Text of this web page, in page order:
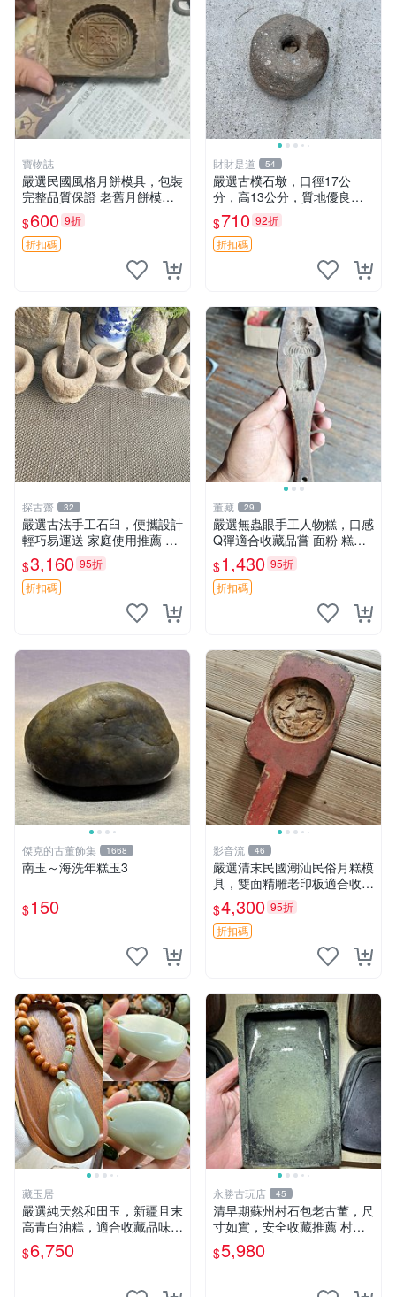
寶物誌
嚴選民國風格月餅模具，包裝
完整品質保證 老舊月餅模具
收藏佳品 古早味月餅模具
$600 9折
折扣碼
財財是道 54
嚴選古樸石墩，口徑17公
分，高13公分，質地優良適
合收藏石墩 古樸 石頭
$710 92折
折扣碼
探古齋 32
嚴選古法手工石臼，便攜設計
輕巧易運送 家庭使用推薦 石
臼 原始手工 古法技術
$3,160 95折
折扣碼
董藏 29
嚴選無蟲眼手工人物糕，口感
Q彈適合收藏品嘗 面粉 糕點
人物糕
$1,430 95折
折扣碼
傑克的古董飾集 1668
南玉～海洗年糕玉3
$150
影音流 46
嚴選清末民國潮汕民俗月糕模
具，雙面精雕老印板適合收藏
月糕 潮汕 模具
$4,300 95折
折扣碼
藏玉居
嚴選純天然和田玉，新疆且末
高青白油糕，適合收藏品味珍
品 白玉 玉器 油糕
$6,750
永勝古玩店 45
清早期蘇州村石包老古董，尺
寸如實，安全收藏推薦 村石
古董 石頭
$5,980